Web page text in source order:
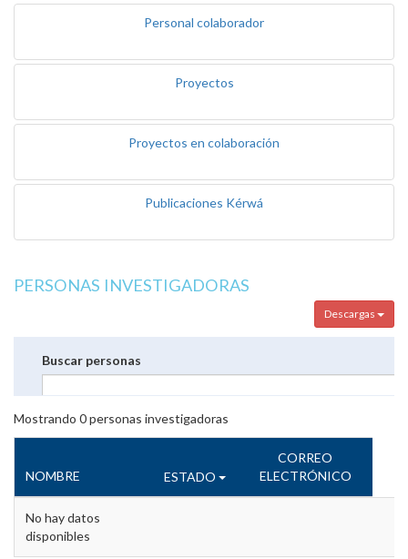
Personal colaborador
Proyectos
Proyectos en colaboración
Publicaciones Kérwá
PERSONAS INVESTIGADORAS
Descargas
Buscar personas
Mostrando 0personas investigadoras
NOMBRE ESTADO
CORREO
ELECTRÓNICO
No hay datos
disponibles